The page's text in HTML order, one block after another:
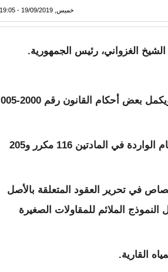
خميس, 19/09/2019 - 19:05
- مشروع قانون يعدل أحكام القانون رقم 2015-032 الذي يلغي ويعدل ويكمل بعض أحكام القانون رقم 2000-005
يهدف مشروع القانون الحالي إلى رفع بعض الإشكالات المرتبطة بالأحكام الواردة في المادتين 116 مكرر و205
في تحرير العقود المتعلقة بالأصل
الملائم للمقاولات الصغيرة
القارية.